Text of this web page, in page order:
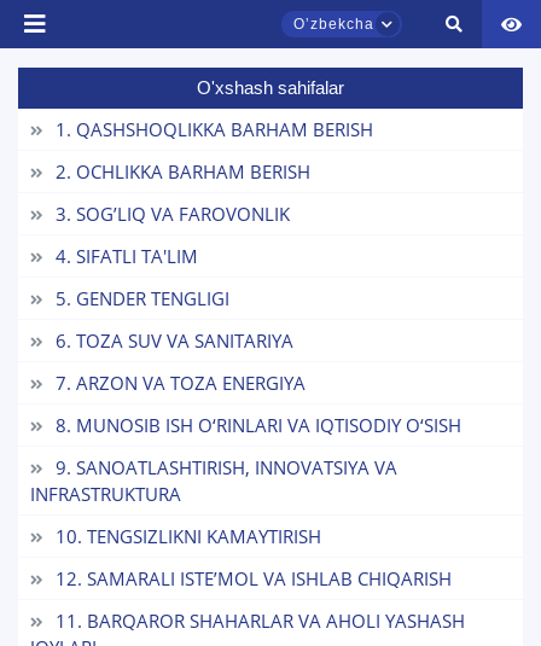
Oʼzbekcha
O'xshash sahifalar
1. QASHSHOQLIKKA BARHAM BERISH
2. OCHLIKKA BARHAM BERISH
3. SOG’LIQ VA FAROVONLIK
4. SIFATLI TA'LIM
5. GENDER TENGLIGI
6. TOZA SUV VA SANITARIYA
7. ARZON VA TOZA ENERGIYA
8. MUNOSIB ISH O‘RINLARI VA IQTISODIY O‘SISH
9. SANOATLASHTIRISH, INNOVATSIYA VA
INFRASTRUKTURA
10. TENGSIZLIKNI KAMAYTIRISH
12. SAMARALI ISTE’MOL VA ISHLAB CHIQARISH
11. BARQAROR SHAHARLAR VA AHOLI YASHASH
TDYU qabul murojaatlari chati
Onlayn
chatiga xush kelibsiz.
chatda qoldiring.
savollar chiqadi:
1. Hujjatlar (bakalavr) (5) 2. Hujjatlar (magistr) (4)
3. Suhbat (bakalavr) (8) 4. Suhbat (magistr) (5)